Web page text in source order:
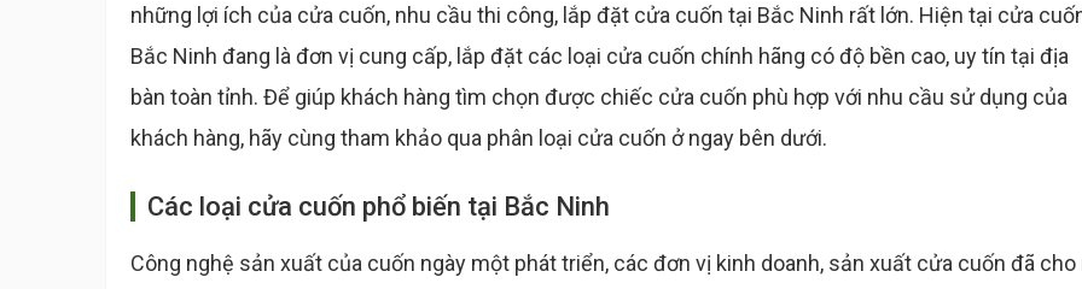
những lợi ích của cửa cuốn, nhu cầu thi công, lắp đặt cửa cuốn tại Bắc Ninh rất lớn. Hiện tại cửa
Bắc Ninh đang là đơn vị cung cấp, lắp đặt các loại cửa cuốn chính hãng có độ bền cao, uy tín tại địa
bàn toàn tỉnh. Để giúp khách hàng tìm chọn được chiếc cửa cuốn phù hợp với nhu cầu sử dụng của
khách hàng, hãy cùng tham khảo qua phân loại cửa cuốn ở ngay bên dưới.
Các loại cửa cuốn phổ biến tại Bắc Ninh
Công nghệ sản xuất của cuốn ngày một phát triển, các đơn vị kinh doanh, sản xuất cửa cuốn đã cho